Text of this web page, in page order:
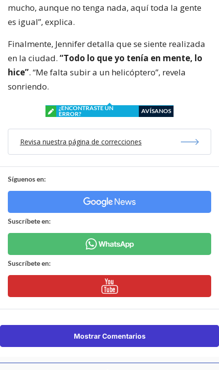
mucho, aunque no tenga nada, aquí toda la gente
es igual”, explica.
Finalmente, Jennifer detalla que se siente realizada
en la ciudad. “Todo lo que yo tenía en mente, lo
hice”. “Me falta subir a un helicóptero”, revela
sonriendo.
¿ENCONTRASTE UN
ERROR?
AVÍSANOS
Revisa nuestra página de correcciones
Síguenos en:
Suscríbete en:
Suscríbete en:
Mostrar Comentarios